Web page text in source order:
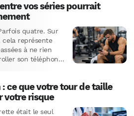
vos séries pourrait
quatre. Sur
cela représente
à ne rien
son téléphone.
ce que votre tour de taille
votre risque
était le seul